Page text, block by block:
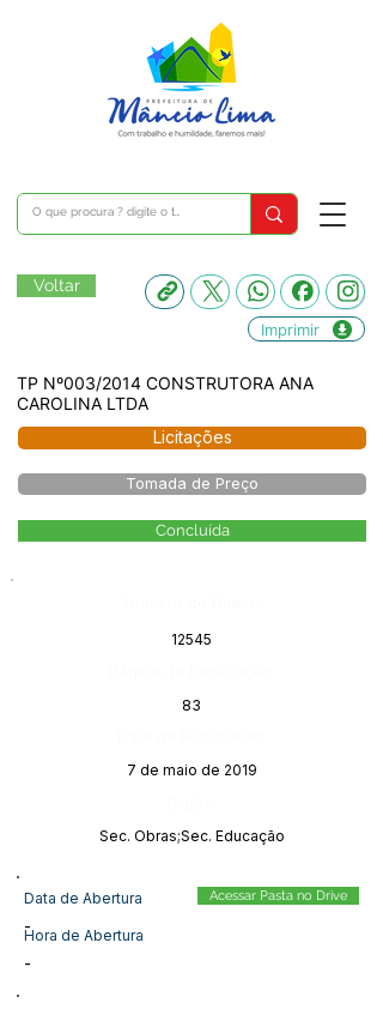
Voltar
Imprimir
TP Nº003/2014 CONSTRUTORA ANA
CAROLINA LTDA
Licitações
Tomada de Preço
Concluída
12545
83
7 de maio de 2019
Sec. Obras;Sec. Educação
Data de Abertura
-
Hora de Abertura
-
Acessar Pasta no Drive